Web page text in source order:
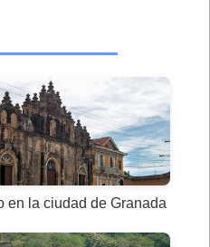
en la ciudad de Granada